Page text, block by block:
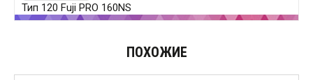
Тип 120 Fuji PRO 160NS
ПОХОЖИЕ